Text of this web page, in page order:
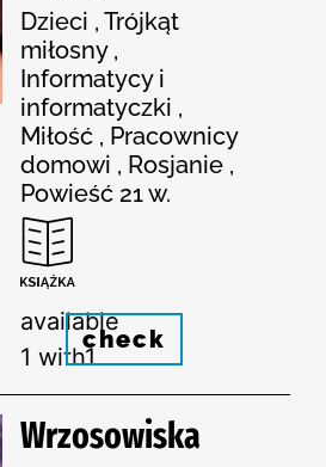
Dzieci , Trójkąt
miłosny ,
Informatycy i
informatyczki ,
Miłość , Pracownicy
domowi , Rosjanie ,
Powieść 21 w.
available
1 with1
check
Wrzosowiska